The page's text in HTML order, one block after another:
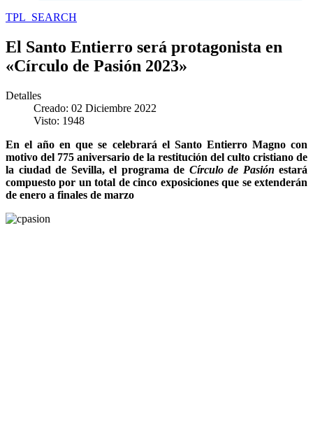
TPL_SEARCH
El Santo Entierro será protagonista en
«Círculo de Pasión 2023»
Detalles
Creado: 02 Diciembre 2022
Visto: 1948
En el año en que se celebrará el Santo Entierro Magno con
motivo del 775 aniversario de la restitución del culto cristiano de
la ciudad de Sevilla, el programa de Círculo de Pasión estará
compuesto por un total de cinco exposiciones que se extenderán
de enero a finales de marzo